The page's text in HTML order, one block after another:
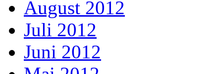
August 2012
Juli 2012
Juni 2012